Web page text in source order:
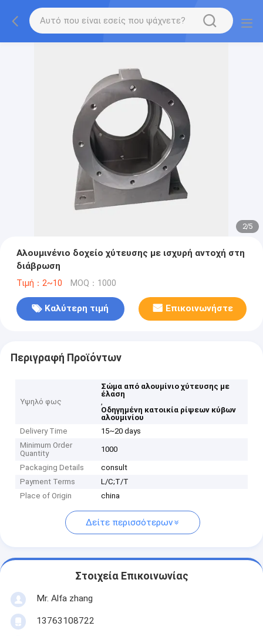
2/5
Αλουμινένιο δοχείο χύτευσης με ισχυρή αντοχή στη
διάβρωση
Τιμή：2~10 MOQ：1000
Καλύτερη τιμή Επικοινωνήστε
Περιγραφή Προϊόντων
Υψηλό φως
Σώμα από αλουμίνιο χύτευσης με
έλαση
,
Οδηγημένη κατοικία ρίψεων κύβων
αλουμινίου
Delivery Time
15~20 days
Minimum Order
Quantity
1000
Packaging Details
consult
Payment Terms
L/C;T/T
Place of Origin
china
Δείτε περισσότερων
Στοιχεία Επικοινωνίας
Mr. Alfa zhang
13763108722